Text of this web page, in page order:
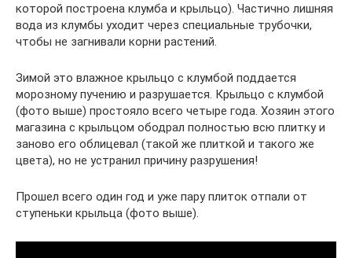
которой построена клумба и крыльцо). Частично лишняя
вода из клумбы уходит через специальные трубочки,
чтобы не загнивали корни растений.
Зимой это влажное крыльцо с клумбой поддается
морозному пучению и разрушается. Крыльцо с клумбой
(фото выше) простояло всего четыре года. Хозяин этого
магазина с крыльцом ободрал полностью всю плитку и
заново его облицевал (такой же плиткой и такого же
цвета), но не устранил причину разрушения!
Прошел всего один год и уже пару плиток отпали от
ступеньки крыльца (фото выше).